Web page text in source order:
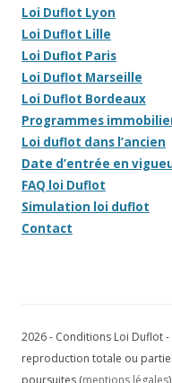
Loi Duflot Lyon
Loi Duflot Lille
Loi Duflot Paris
Loi Duflot Marseille
Loi Duflot Bordeaux
Programmes
Loi duflot dans l’ancien
Date d’entrée en
FAQ loi Duflot
Simulation loi duflot
Contact
2026 - Conditions Loi Duflot
reproduction totale ou
poursuites (mentions légales).